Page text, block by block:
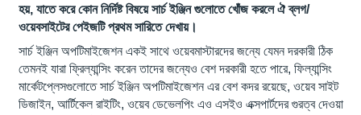
হয়, যাতে করে কোন নির্দিষ্ট বিষয়ে সার্চ ইঞ্জিন গুলোতে খোঁজ করলে ঐ ব্লগ/
ওয়েবসাইটের পেইজটি প্রথম সারিতে দেখায়।
সার্চ ইঞ্জিন অপটিমাইজেশন একই সাথে ওয়েবমাস্টারদের জন্যে যেমন দরকারী ঠিক
তেমনই যারা ফ্রিল্যান্সিং করেন তাদের জন্যেও বেশ দরকারী হতে পারে, ফিল্যান্সিং
মার্কেটপ্লেসগুলোতে সার্চ ইঞ্জিন অপটিমাইজেশন এর বেশ কদর রয়েছে, ওয়েব সাইট
ডিজাইন, আর্টিকেল রাইটিং, ওয়েব ডেভেলপিং এও এসইও এক্সপার্টদের গুরত্ব দেওয়া